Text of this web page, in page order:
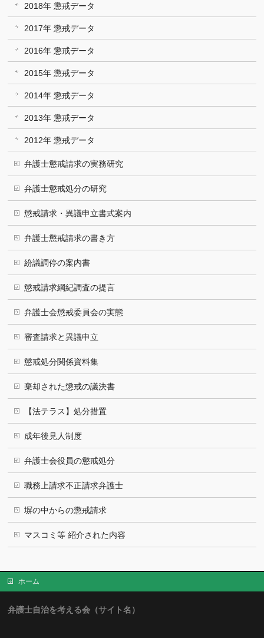
2018年 懲戒データ
2017年 懲戒データ
2016年 懲戒データ
2015年 懲戒データ
2014年 懲戒データ
2013年 懲戒データ
2012年 懲戒データ
弁護士懲戒請求の実務研究
弁護士懲戒処分の研究
懲戒請求・異議申立書式案内
弁護士懲戒請求の書き方
紛議調停の案内書
懲戒請求綱紀調査の提言
弁護士会懲戒委員会の実態
審査請求と異議申立
懲戒処分関係資料集
棄却された懲戒の議決書
【法テラス】処分措置
成年後見人制度
弁護士会役員の懲戒処分
職務上請求不正請求弁護士
塀の中からの懲戒請求
マスコミ等 紹介された内容
ホーム
弁護士自治を考える会（サイト名）